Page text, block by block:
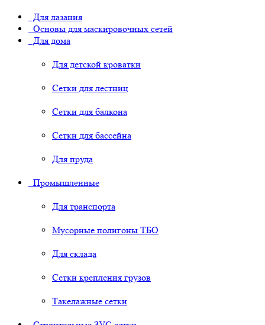
Для лазания
Основы для маскировочных сетей
Для дома
Для детской кроватки
Сетки для лестниц
Сетки для балкона
Сетки для бассейна
Для пруда
Промышленные
Для транспорта
Мусорные полигоны ТБО
Для склада
Сетки крепления грузов
Такелажные сетки